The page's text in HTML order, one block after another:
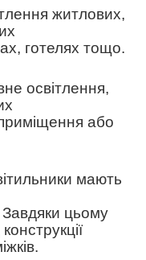
житлових,
готелях тощо.
освітлення,
або
мають
цьому